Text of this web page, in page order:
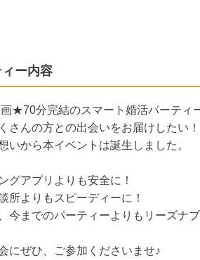
ー内容
画★70分完結のスマート婚活パーティ
さんの方との出会いをお届けしたい！
いから本イベントは誕生しました。
グアプリよりも安全に！
所よりもスピーディーに！
今までのパーティーよりもリーズナブ
にぜひ、ご参加くださいませ♪